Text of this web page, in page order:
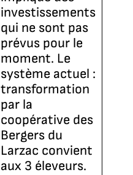
investissements
qui ne sont pas
prévus pour le
moment. Le
système actuel :
transformation
par la
coopérative des
Bergers du
Larzac convient
aux 3 éleveurs.